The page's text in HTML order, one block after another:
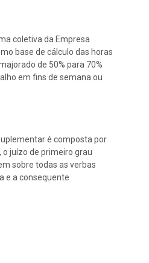
coletiva da Empresa
base de cálculo das horas
de 50% para 70%
em fins de semana ou
é composta por
o juízo de primeiro grau
sobre todas as verbas
e a consequente